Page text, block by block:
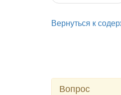
Вернуться к
Вопрос